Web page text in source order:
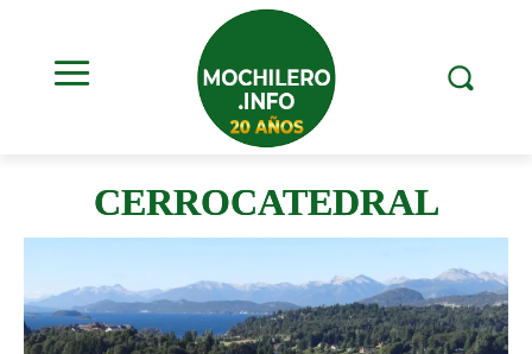
CERROCATEDRAL